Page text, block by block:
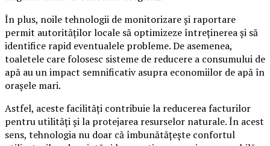
În plus, noile tehnologii de monitorizare și raportare
permit autorităților locale să optimizeze întreținerea și să
identifice rapid eventualele probleme. De asemenea,
toaletele care folosesc sisteme de reducere a consumului de
apă au un impact semnificativ asupra economiilor de apă în
orașele mari.
Astfel, aceste facilități contribuie la reducerea facturilor
pentru utilități și la protejarea resurselor naturale. În acest
sens, tehnologia nu doar că îmbunătățește confortul